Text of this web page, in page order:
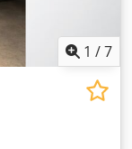
1 /7